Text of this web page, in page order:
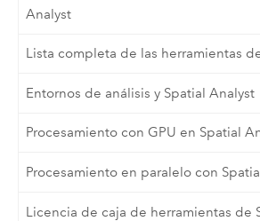
Analyst
Lista completa de las herramientas
Entornos de análisis y Spatial Analyst
Procesamiento con GPU en Spatial
Procesamiento en paralelo con
Licencia de caja de herramientas de